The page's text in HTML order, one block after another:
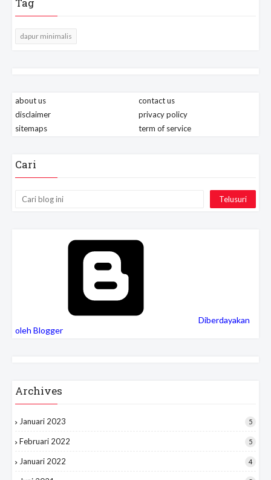
dapur minimalis
about us
contact us
disclaimer
privacy policy
sitemaps
term of service
Cari
Diberdayakan
oleh Blogger
Archives
Januari 2023 5
Februari 2022 5
Januari 2022 4